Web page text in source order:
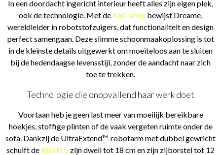
In een doordacht ingericht interieur heeft alles zijn eigen plek,
ook de technologie. Met deX60-serie bewijst Dreame,
wereldleider in robotstofzuigers, dat functionaliteit en design
perfect samengaan. Deze slimme schoonmaakoplossing is tot
in de kleinste details uitgewerkt om moeiteloos aan te sluiten
bij de hedendaagse levensstijl, zonder de aandacht naar zich
toe te trekken.
Technologie die onopvallend haar werk doet
Voortaan heb je geen last meer van moeilijk bereikbare
hoekjes, stoffige plinten of de vaak vergeten ruimte onder de
sofa. Dankzij de UltraExtend™-robotarm met dubbel gewricht
schuift deX60 Pro zijn dweil tot 18 cm en zijn zijborstel tot 12